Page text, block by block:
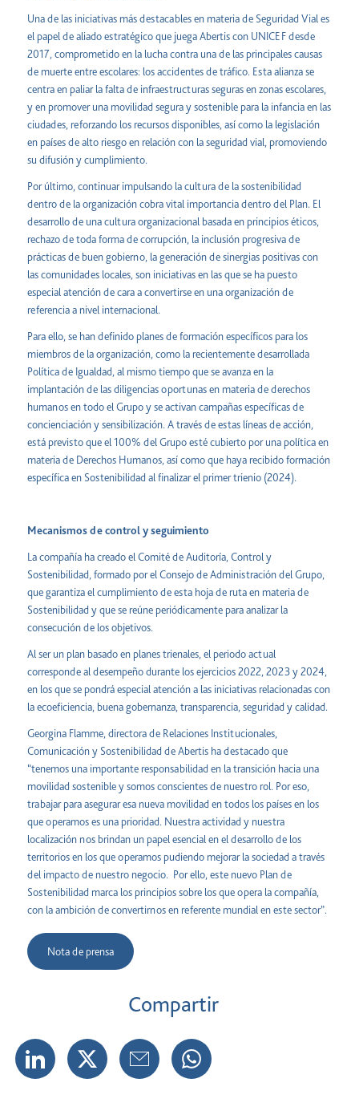
Una de las iniciativas más destacables en materia de Seguridad Vial es
el papel de aliado estratégico que juega Abertis con UNICEF desde
2017, comprometido en la lucha contra una de las principales causas
de muerte entre escolares: los accidentes de tráfico. Esta alianza se
centra en paliar la falta de infraestructuras seguras en zonas escolares,
y en promover una movilidad segura y sostenible para la infancia en las
ciudades, reforzando los recursos disponibles, así como la legislación
en países de alto riesgo en relación con la seguridad vial, promoviendo
su difusión y cumplimiento.
Por último, continuar impulsando la cultura de la sostenibilidad
dentro de la organización cobra vital importancia dentro del Plan. El
desarrollo de una cultura organizacional basada en principios éticos,
rechazo de toda forma de corrupción, la inclusión progresiva de
prácticas de buen gobierno, la generación de sinergias positivas con
las comunidades locales, son iniciativas en las que se ha puesto
especial atención de cara a convertirse en una organización de
referencia a nivel internacional.
Para ello, se han definido planes de formación específicos para los
miembros de la organización, como la recientemente desarrollada
Política de Igualdad, al mismo tiempo que se avanza en la
implantación de las diligencias oportunas en materia de derechos
humanos en todo el Grupo y se activan campañas específicas de
concienciación y sensibilización. A través de estas líneas de acción,
está previsto que el 100% del Grupo esté cubierto por una política en
materia de Derechos Humanos, así como que haya recibido formación
específica en Sostenibilidad al finalizar el primer trienio (2024).
Mecanismos de control y seguimiento
La compañía ha creado el Comité de Auditoría, Control y
Sostenibilidad, formado por el Consejo de Administración del Grupo,
que garantiza el cumplimiento de esta hoja de ruta en materia de
Sostenibilidad y que se reúne periódicamente para analizar la
consecución de los objetivos.
Al ser un plan basado en planes trienales, el periodo actual
corresponde al desempeño durante los ejercicios 2022, 2023 y 2024,
en los que se pondrá especial atención a las iniciativas relacionadas con
la ecoeficiencia, buena gobernanza, transparencia, seguridad y calidad.
Georgina Flamme, directora de Relaciones Institucionales,
Comunicación y Sostenibilidad de Abertis ha destacado que
“tenemos una importante responsabilidad en la transición hacia una
movilidad sostenible y somos conscientes de nuestro rol. Por eso,
trabajar para asegurar esa nueva movilidad en todos los países en los
que operamos es una prioridad. Nuestra actividad y nuestra
localización nos brindan un papel esencial en el desarrollo de los
territorios en los que operamos pudiendo mejorar la sociedad a través
del impacto de nuestro negocio. Por ello, este nuevo Plan de
Sostenibilidad marca los principios sobre los que opera la compañía,
con la ambición de convertirnos en referente mundial en este sector”.
Nota de prensa
Compartir